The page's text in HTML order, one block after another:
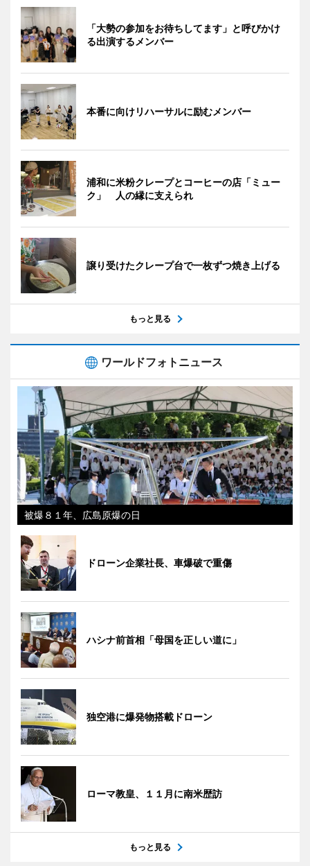
「大勢の参加をお待ちしてます」と呼びかけ
る出演するメンバー
本番に向けリハーサルに励むメンバー
浦和に米粉クレープとコーヒーの店「ミュー
ク」 人の縁に支えられ
譲り受けたクレープ台で一枚ずつ焼き上げる
もっと見る
ワールドフォトニュース
被爆８１年、広島原爆の日
ドローン企業社長、車爆破で重傷
ハシナ前首相「母国を正しい道に」
独空港に爆発物搭載ドローン
ローマ教皇、１１月に南米歴訪
もっと見る